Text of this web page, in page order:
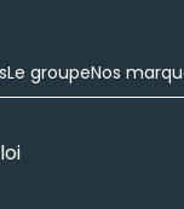
Le groupeNos